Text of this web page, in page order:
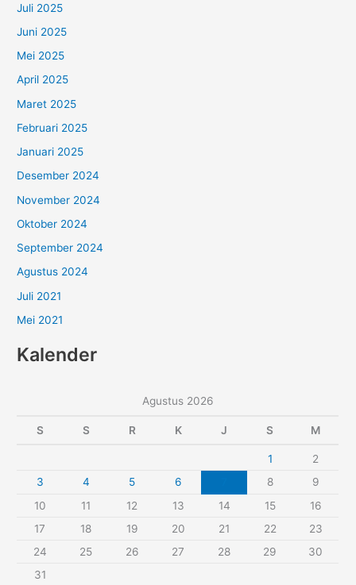
Juli 2025
Juni 2025
Mei 2025
April 2025
Maret 2025
Februari 2025
Januari 2025
Desember 2024
November 2024
Oktober 2024
September 2024
Agustus 2024
Juli 2021
Mei 2021
Kalender
Agustus 2026
S S R K J S M
1
2
3
4 5 6 8
9
10
11 12 13 14 15
16
17
18 19 20 21 22
23
24
25 26 27 28 29
30
31